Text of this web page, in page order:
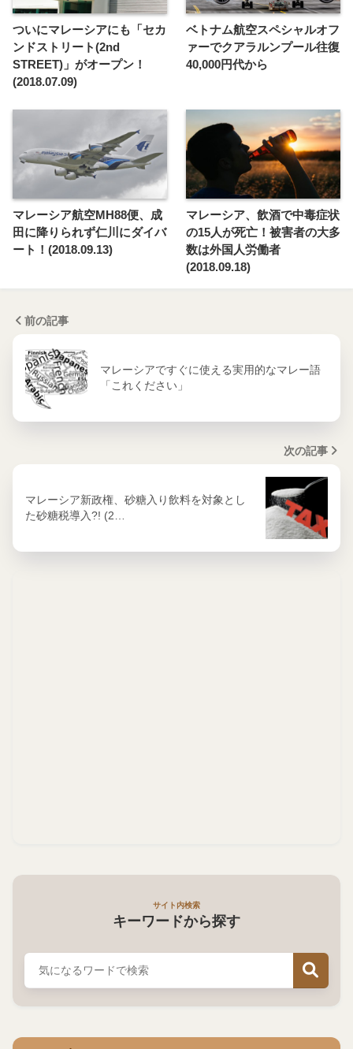
ついにマレーシアにも「セカ
ンドストリート(2nd
STREET)」がオープン！
(2018.07.09)
ベトナム航空スペシャルオフ
ァーでクアラルンプール往復
40,000円代から
マレーシア航空MH88便、成
田に降りられず仁川にダイバ
ート！(2018.09.13)
マレーシア、飲酒で中毒症状
の15人が死亡！被害者の大多
数は外国人労働者
(2018.09.18)
前の記事
マレーシアですぐに使える実用的なマレー語
「これください」
次の記事
マレーシア新政権、砂糖入り飲料を対象とし
た砂糖税導入?! (2…
サイト内検索
キーワードから探す